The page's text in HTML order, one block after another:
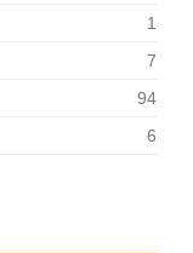
1
7
94
6